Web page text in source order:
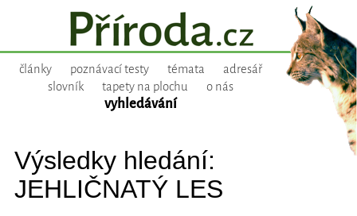
články poznávací testy témata
adresář
slovník
tapety na plochu o nás
vyhledávání
Výsledky hledání:
JEHLIČNATÝ LES